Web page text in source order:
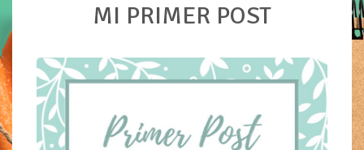
MI PRIMER POST